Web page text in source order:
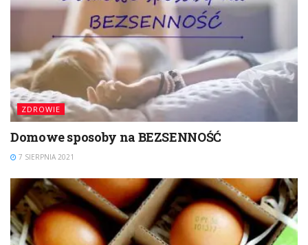
ZDROWIE
Domowe sposoby na BEZSENNOŚĆ
7 SIERPNIA 2021